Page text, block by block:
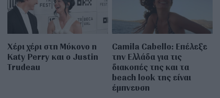
Χέρι χέρι στη Μύκονο η
Katy Perry και ο Justin
Trudeau
Camila Cabello: Επέλεξε
την Ελλάδα για τις
διακοπές της και τα
beach look της είναι
έμπνευση